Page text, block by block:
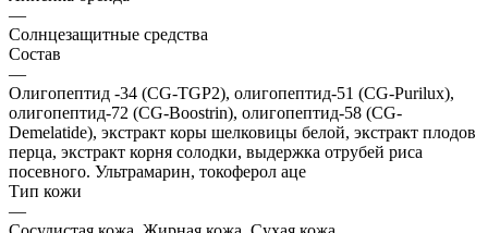
—
Солнцезащитные средства
Состав
—
Олигопептид -34 (CG-TGP2), олигопептид-51 (CG-Purilux),
олигопептид-72 (CG-Boostrin), олигопептид-58 (CG-
Demelatide), экстракт коры шелковицы белой, экстракт плодов
перца, экстракт корня солодки, выдержка отрубей риса
посевного. Ультрамарин, токоферол аце
Тип кожи
—